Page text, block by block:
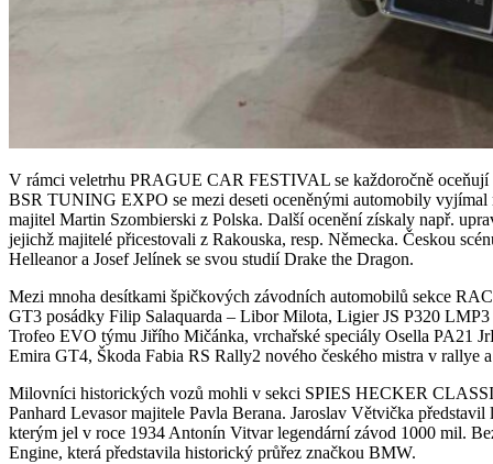
V rámci veletrhu PRAGUE CAR FESTIVAL se každoročně oceňují
BSR TUNING EXPO se mezi deseti oceněnými automobily vyjímal
majitel Martin Szombierski z Polska. Další ocenění získaly např.
jejichž majitelé přicestovali z Rakouska, resp. Německa. Českou
Helleanor a Josef Jelínek se svou studií Drake the Dragon.
Mezi mnoha desítkami špičkových závodních automobilů sekce
GT3 posádky Filip Salaquarda – Libor Milota, Ligier JS P320
Trofeo EVO týmu Jiřího Mičánka, vrchařské speciály Osella PA21
Emira GT4, Škoda Fabia RS Rally2 nového českého mistra v rallye
Milovníci historických vozů mohli v sekci SPIES HECKER
Panhard Levasor majitele Pavla Berana. Jaroslav Větvička
kterým jel v roce 1934 Antonín Vitvar legendární závod 1000 mil.
Engine, která představila historický průřez značkou BMW.